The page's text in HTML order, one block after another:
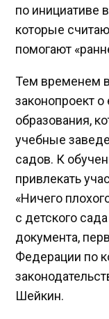
по инициативе
которые
помогают
Тем временем
законопроект
образования,
учебные
садов. К
привлекать
«Ничего
с детского
документа,
Федерации по
Шейкин.